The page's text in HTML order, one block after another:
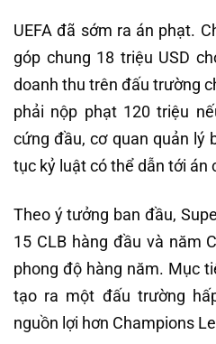
UEFA đã sớm ra án phạt.
góp chung 18 triệu USD
doanh thu trên đấu trường
phải nộp phạt 120 triệu
cứng đầu, cơ quan quản lý
tục kỷ luật có thể dẫn tới án
Theo ý tưởng ban đầu,
15 CLB hàng đầu và năm
phong độ hàng năm. Mục
tạo ra một đấu trường
nguồn lợi hơn Champions